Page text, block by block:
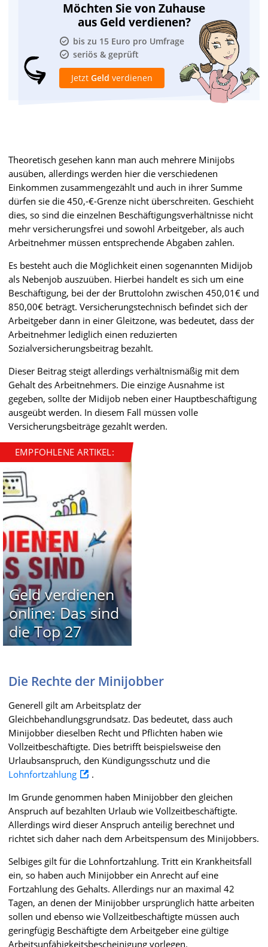
Möchten Sie von Zuhause
aus Geld verdienen?
bis zu 15 Euro pro Umfrage
seriös & geprüft
Jetzt Geld verdienen
Theoretisch gesehen kann man auch mehrere Minijobs
ausüben, allerdings werden hier die verschiedenen
Einkommen zusammengezählt und auch in ihrer Summe
dürfen sie die 450,-€-Grenze nicht überschreiten. Geschieht
dies, so sind die einzelnen Beschäftigungsverhältnisse nicht
mehr versicherungsfrei und sowohl Arbeitgeber, als auch
Arbeitnehmer müssen entsprechende Abgaben zahlen.
Es besteht auch die Möglichkeit einen sogenannten Midijob
als Nebenjob auszuüben. Hierbei handelt es sich um eine
Beschäftigung, bei der der Bruttolohn zwischen 450,01€ und
850,00€ beträgt. Versicherungstechnisch befindet sich der
Arbeitgeber dann in einer Gleitzone, was bedeutet, dass der
Arbeitnehmer lediglich einen reduzierten
Sozialversicherungsbeitrag bezahlt.
Dieser Beitrag steigt allerdings verhältnismäßig mit dem
Gehalt des Arbeitnehmers. Die einzige Ausnahme ist
gegeben, sollte der Midijob neben einer Hauptbeschäftigung
ausgeübt werden. In diesem Fall müssen volle
Versicherungsbeiträge gezahlt werden.
EMPFOHLENE ARTIKEL:
Geld verdienen
online: Das sind
die Top 27
Die Rechte der Minijobber
Generell gilt am Arbeitsplatz der
Gleichbehandlungsgrundsatz. Das bedeutet, dass auch
Minijobber dieselben Recht und Pflichten haben wie
Vollzeitbeschäftigte. Dies betrifft beispielsweise den
Urlaubsanspruch, den Kündigungsschutz und die
Lohnfortzahlung
.
Im Grunde genommen haben Minijobber den gleichen
Anspruch auf bezahlten Urlaub wie Vollzeitbeschäftigte.
Allerdings wird dieser Anspruch anteilig berechnet und
richtet sich daher nach dem Arbeitspensum des Minijobbers.
Selbiges gilt für die Lohnfortzahlung. Tritt ein Krankheitsfall
ein, so haben auch Minijobber ein Anrecht auf eine
Fortzahlung des Gehalts. Allerdings nur an maximal 42
Tagen, an denen der Minijobber ursprünglich hätte arbeiten
sollen und ebenso wie Vollzeitbeschäftigte müssen auch
geringfügig Beschäftigte dem Arbeitgeber eine gültige
Arbeitsunfähigkeitsbescheinigung vorlegen.